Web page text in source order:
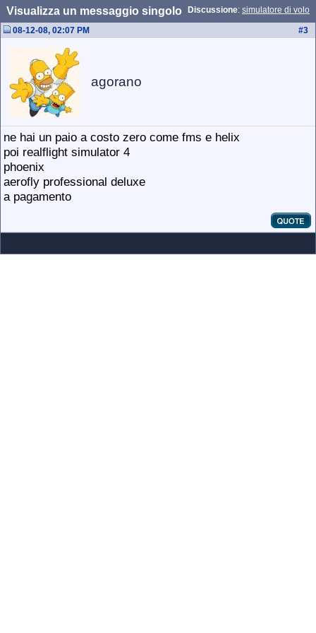
Discussione: simulatore di volo
Visualizza un messaggio singolo
#3
08-12-08, 02:07 PM
agorano
ne hai un paio a costo zero come fms e helix
poi realflight simulator 4
phoenix
aerofly professional deluxe
a pagamento